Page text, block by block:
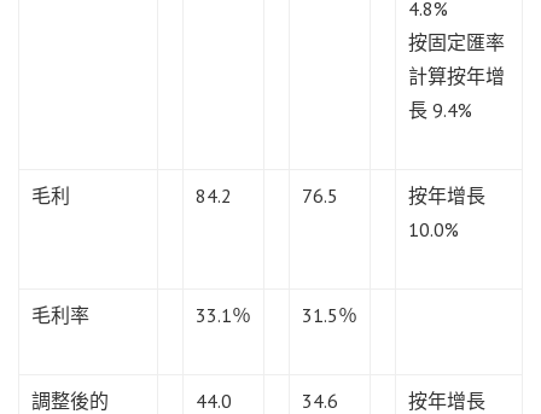
4.8%
按固定匯率
計算按年增
長 9.4%
毛利 84.2 76.5
按年增長
10.0%
毛利率 33.1％ 31.5％
調整後的
44.0 34.6
按年增長